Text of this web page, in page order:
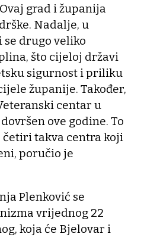
grad i županija
Nadalje, u
drugo veliko
što cijeloj državi
sigurnost i priliku
županije. Također,
centar u
ove godine. To
takva centra koji
poručio je
Plenković se
vrijednog 22
koja će Bjelovar i